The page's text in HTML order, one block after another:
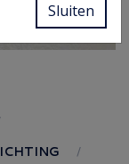
Sluiten